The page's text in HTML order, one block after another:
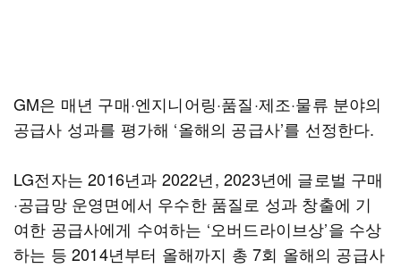
GM은 매년 구매·엔지니어링·품질·제조·물류 분야의
공급사 성과를 평가해 ‘올해의 공급사’를 선정한다.
LG전자는 2016년과 2022년, 2023년에 글로벌 구매
·공급망 운영면에서 우수한 품질로 성과 창출에 기
여한 공급사에게 수여하는 ‘오버드라이브상’을 수상
하는 등 2014년부터 올해까지 총 7회 올해의 공급사